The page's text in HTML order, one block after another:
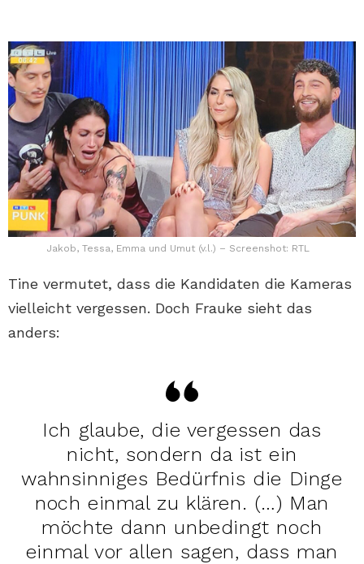
Jakob, Tessa, Emma und Umut (v.l.) – Screenshot: RTL
Tine vermutet, dass die Kandidaten die Kameras
vielleicht vergessen. Doch Frauke sieht das
anders:
Ich glaube, die vergessen das
nicht, sondern da ist ein
wahnsinniges Bedürfnis die Dinge
noch einmal zu klären. (…) Man
möchte dann unbedingt noch
einmal vor allen sagen, dass man